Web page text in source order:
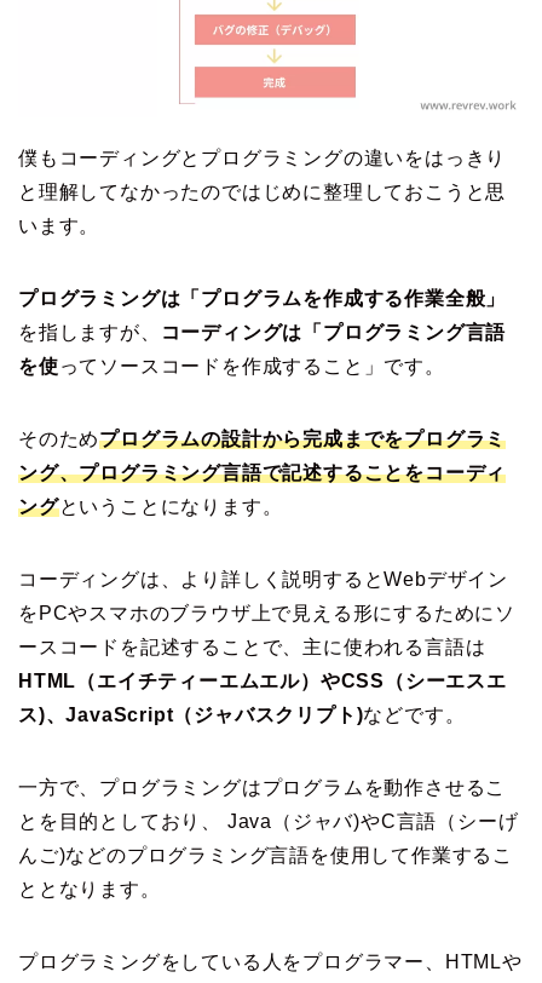
僕もコーディングとプログラミングの違いをはっきり
と理解してなかったのではじめに整理しておこうと思
います。
プログラミングは「プログラムを作成する作業全般」
を指しますが、
コーディングは「プログラミング言語
を使ってソースコードを作成すること」です。
そのためプログラムの設計から完成までをプログラミ
ング、プログラミング言語で記述することをコーディ
ングということになります。
コーディングは、より詳しく説明するとWebデザイン
をPCやスマホのブラウザ上で見える形にするためにソ
ースコードを記述することで、主に使われる言語は
HTML（エイチティーエムエル）やCSS（シーエスエ
ス)、JavaScript（ジャバスクリプト)などです。
一方で、プログラミングはプログラムを動作させるこ
とを目的としており、 Java（ジャバ)やC言語（シーげ
んご)などのプログラミング言語を使用して作業するこ
ととなります。
プログラミングをしている人をプログラマー、HTMLや